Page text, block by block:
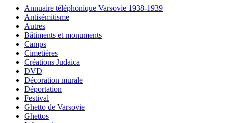
Annuaire téléphonique Varsovie 1938-1939
Antisémitisme
Autres
Bâtiments et monuments
Camps
Cimetières
Créations Judaica
DVD
Décoration murale
Déportation
Festival
Ghetto de Varsovie
Ghettos